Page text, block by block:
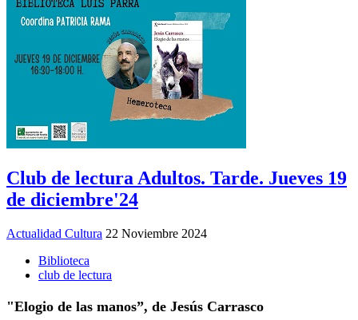
Club de lectura Adultos. Tarde. Jueves 19
de diciembre'24
Actualidad Cultura 22 Noviembre 2024
Biblioteca
club de lectura
"Elogio de las manos”, de Jesús Carrasco